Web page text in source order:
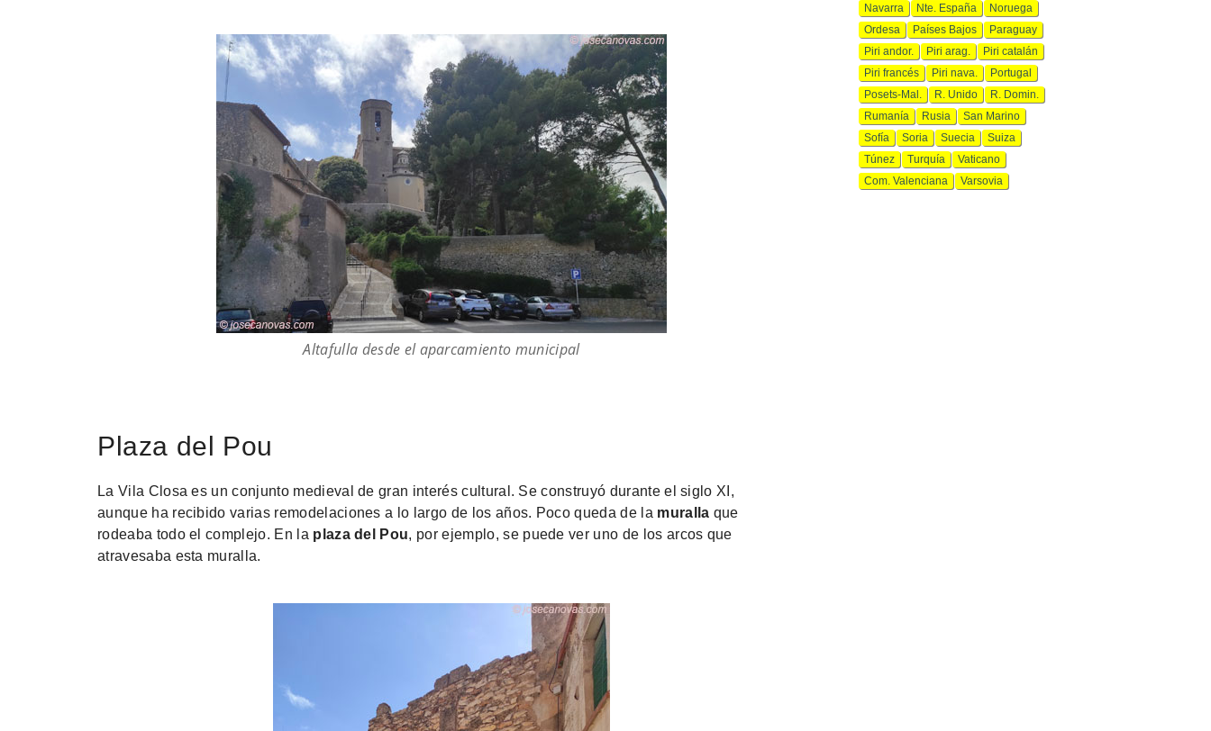
Altafulla desde el aparcamiento municipal
Plaza del Pou
La Vila Closa es un conjunto medieval de gran interés cultural. Se construyó durante el siglo XI,
aunque ha recibido varias remodelaciones a lo largo de los años. Poco queda de la muralla que
rodeaba todo el complejo. En la plaza del Pou, por ejemplo, se puede ver uno de los arcos que
atravesaba esta muralla.
Navarra
Nte. España
Noruega
Ordesa
Países Bajos
Paraguay
Piri andor.
Piri arag.
Piri catalán
Piri francés
Piri nava.
Portugal
Posets-Mal.
R. Unido
R. Domin.
Rumanía
Rusia
San Marino
Sofía
Soria Suecia
Suiza
Túnez
Turquía
Com. Valenciana
Varsovia
Vaticano